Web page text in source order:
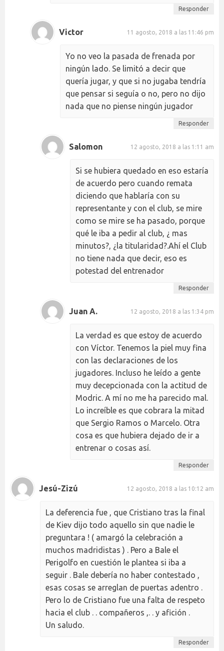
Responder
Victor 11 agosto, 2018 a las 11:46 pm
Yo no veo la pasada de frenada por
ningún lado. Se limitó a decir que
quería jugar, y que si no jugaba tendría
que pensar si seguía o no, pero no dijo
nada que no piense ningún jugador
Responder
Salomon 12 agosto, 2018 a las 1:11 am
Si se hubiera quedado en eso estaría
de acuerdo pero cuando remata
diciendo que hablaría con su
representante y con el club, se mire
como se mire se ha pasado, porque
qué le iba a pedir al club, ¿ mas
minutos?, ¿la titularidad?.Ahí el Club
no tiene nada que decir, eso es
potestad del entrenador
Responder
Juan A. 12 agosto, 2018 a las 1:34 pm
La verdad es que estoy de acuerdo
con Víctor. Tenemos la piel muy fina
con las declaraciones de los
jugadores. Incluso he leído a gente
muy decepcionada con la actitud de
Modric. A mí no me ha parecido mal.
Lo increíble es que cobrara la mitad
que Sergio Ramos o Marcelo. Otra
cosa es que hubiera dejado de ir a
entrenar o cosas así.
Responder
Jesú-Zizú 12 agosto, 2018 a las 10:12 am
La deferencia fue , que Cristiano tras la final
de Kiev dijo todo aquello sin que nadie le
preguntara ! ( amargó la celebración a
muchos madridistas ) . Pero a Bale el
Perigolfo en cuestión le plantea si iba a
seguir . Bale debería no haber contestado ,
esas cosas se arreglan de puertas adentro .
Pero lo de Cristiano fue una falta de respeto
hacia el club . . compañeros ,. . y afición .
Un saludo.
Responder